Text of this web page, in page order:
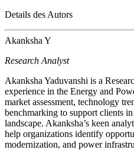
Details des Autors
Akanksha Y
Research Analyst
Akanksha Yaduvanshi is a
experience in the Energy and
market assessment, technology
benchmarking to support clients
landscape. Akanksha’s keen
help organizations identify
modernization, and power